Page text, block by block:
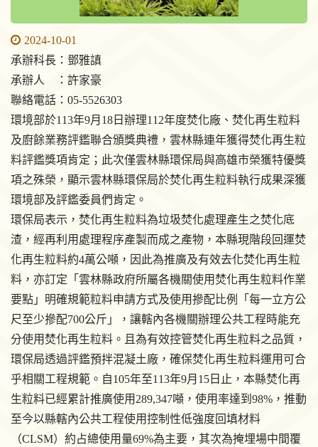
2024-10-01
承辦科長：鄧雅謓
承辦人 ：許家豪
聯絡電話：05-5526303
環境部於113年9月18日辦理112年度焚化廠、焚化再生粒料
及廚餘業務評鑑聯合頒獎典禮，雲林縣連年獲得焚化再生粒
料評鑑獎項肯定；此次僅雲林縣環保局與高雄市榮獲特優獎
項之殊榮，顯示雲林縣環保局於焚化再生粒料執行成果深獲
環境部及評鑑委員們肯定。
環保局表示，焚化再生粒料為垃圾焚化處理產生之焚化底
渣，經再利用處理程序產製而成之產物，本縣現階段回運焚
化再生粒料約4萬公噸，因此為推廣及有效去化焚化再生粒
料，亦訂定「雲林縣政府所屬各機關使用焚化再生粒料作業
要點」明確規範粒料申請方式及使用摻配比例「每一立方公
尺至少摻配700公斤」，讓轄內各機關辦理公共工程時能充
分使用焚化再生粒料。且為有效控管焚化再生粒料之品質，
環保局透過評鑑預拌混凝土廠，確保焚化再生粒料運用可合
乎相關工程規範。自105年至113年9月15日止，本縣焚化再
生粒料已經累計推廣使用289,347噸，使用率達到98%，推動
至今以縣轄內公共工程使用控制性低強度回填材料
（CLSM）約占總使用量69%為主要，其次為掩埋場中間覆